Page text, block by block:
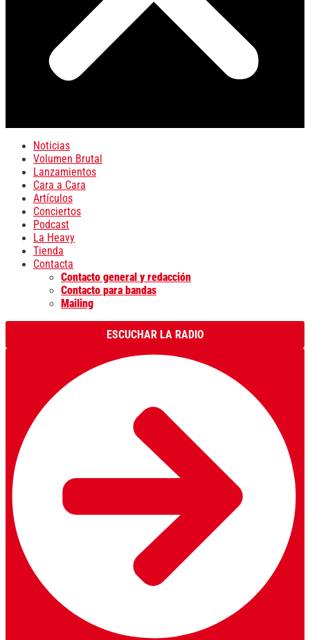
Noticias
Volumen Brutal
Lanzamientos
Cara a Cara
Artículos
Conciertos
Podcast
La Heavy
Tienda
Contacta
Contacto general y redacción
Contacto para bandas
Mailing
ESCUCHAR LA RADIO